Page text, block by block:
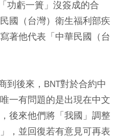
功虧一簣」沒簽成的合
國（台灣）衛生福利部疾
著他代表「中華民國（台
到後來，BNT對於合約中
一有問題的是出現在中文
後來他們將「我國」調整
，並回復若有意見可再表